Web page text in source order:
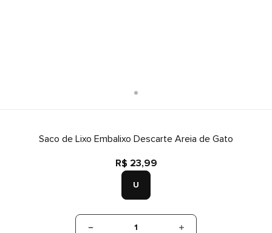
Saco de Lixo Embalixo Descarte Areia de Gato
R$ 23,99
U
1